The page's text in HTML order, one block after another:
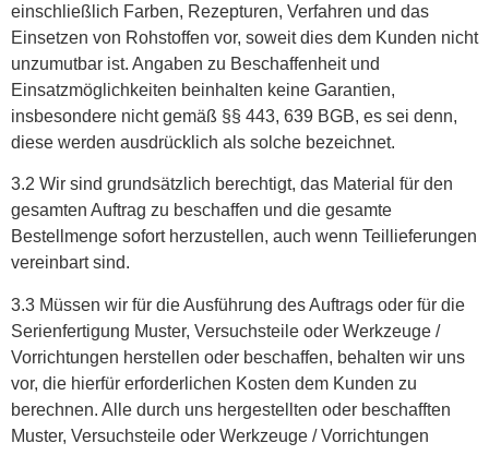
einschließlich Farben, Rezepturen, Verfahren und das
Einsetzen von Rohstoffen vor, soweit dies dem Kunden nicht
unzumutbar ist. Angaben zu Beschaffenheit und
Einsatzmöglichkeiten beinhalten keine Garantien,
insbesondere nicht gemäß §§ 443, 639 BGB, es sei denn,
diese werden ausdrücklich als solche bezeichnet.
3.2 Wir sind grundsätzlich berechtigt, das Material für den
gesamten Auftrag zu beschaffen und die gesamte
Bestellmenge sofort herzustellen, auch wenn Teillieferungen
vereinbart sind.
3.3 Müssen wir für die Ausführung des Auftrags oder für die
Serienfertigung Muster, Versuchsteile oder Werkzeuge /
Vorrichtungen herstellen oder beschaffen, behalten wir uns
vor, die hierfür erforderlichen Kosten dem Kunden zu
berechnen. Alle durch uns hergestellten oder beschafften
Muster, Versuchsteile oder Werkzeuge / Vorrichtungen